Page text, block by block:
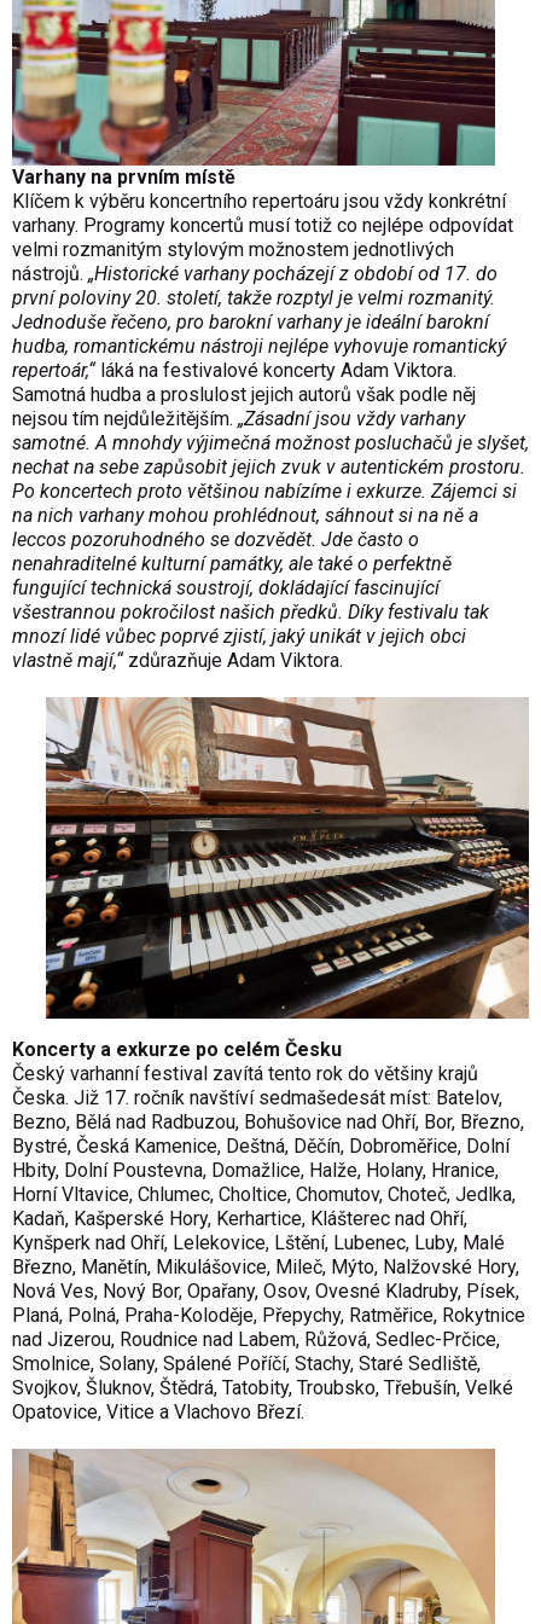
Varhany na prvním místě
Klíčem k výběru koncertního repertoáru jsou vždy konkrétní
varhany. Programy koncertů musí totiž co nejlépe odpovídat
velmi rozmanitým stylovým možnostem jednotlivých
nástrojů. „Historické varhany pocházejí z období od 17. do
první poloviny 20. století, takže rozptyl je velmi rozmanitý.
Jednoduše řečeno, pro barokní varhany je ideální barokní
hudba, romantickému nástroji nejlépe vyhovuje romantický
repertoár,“ láká na festivalové koncerty Adam Viktora.
Samotná hudba a proslulost jejich autorů však podle něj
nejsou tím nejdůležitějším. „Zásadní jsou vždy varhany
samotné. A mnohdy výjimečná možnost posluchačů je slyšet,
nechat na sebe zapůsobit jejich zvuk v autentickém prostoru.
Po koncertech proto většinou nabízíme i exkurze. Zájemci si
na nich varhany mohou prohlédnout, sáhnout si na ně a
leccos pozoruhodného se dozvědět. Jde často o
nenahraditelné kulturní památky, ale také o perfektně
fungující technická soustrojí, dokládající fascinující
všestrannou pokročilost našich předků. Díky festivalu tak
mnozí lidé vůbec poprvé zjistí, jaký unikát v jejich obci
vlastně mají,“ zdůrazňuje Adam Viktora.
Koncerty a exkurze po celém Česku
Český varhanní festival zavítá tento rok do většiny krajů
Česka. Již 17. ročník navštíví sedmašedesát míst: Batelov,
Bezno, Bělá nad Radbuzou, Bohušovice nad Ohří, Bor, Březno,
Bystré, Česká Kamenice, Deštná, Děčín, Dobroměřice, Dolní
Hbity, Dolní Poustevna, Domažlice, Halže, Holany, Hranice,
Horní Vltavice, Chlumec, Choltice, Chomutov, Choteč, Jedlka,
Kadaň, Kašperské Hory, Kerhartice, Klášterec nad Ohří,
Kynšperk nad Ohří, Lelekovice, Lštění, Lubenec, Luby, Malé
Březno, Manětín, Mikulášovice, Mileč, Mýto, Nalžovské Hory,
Nová Ves, Nový Bor, Opařany, Osov, Ovesné Kladruby, Písek,
Planá, Polná, Praha-Koloděje, Přepychy, Ratměřice, Rokytnice
nad Jizerou, Roudnice nad Labem, Růžová, Sedlec-Prčice,
Smolnice, Solany, Spálené Poříčí, Stachy, Staré Sedliště,
Svojkov, Šluknov, Štědrá, Tatobity, Troubsko, Třebušín, Velké
Opatovice, Vitice a Vlachovo Březí.